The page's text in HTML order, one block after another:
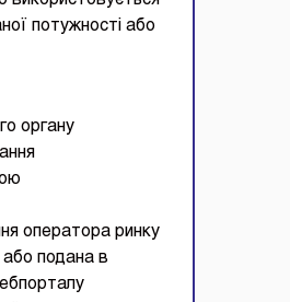
потужності або
органу
оператора ринку
подана в